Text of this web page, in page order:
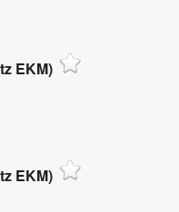
EKM)
EKM)